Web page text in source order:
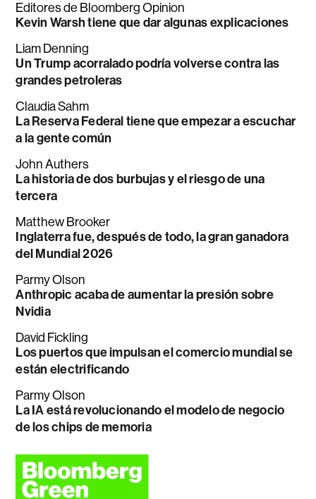
Editores de Bloomberg Opinion
Kevin Warsh tiene que dar algunas explicaciones
Liam Denning
Un Trump acorralado podría volverse contra las
grandes petroleras
Claudia Sahm
La Reserva Federal tiene que empezar a escuchar
a la gente común
John Authers
La historia de dos burbujas y el riesgo de una
tercera
Matthew Brooker
Inglaterra fue, después de todo, la gran ganadora
del Mundial 2026
Parmy Olson
Anthropic acaba de aumentar la presión sobre
Nvidia
David Fickling
Los puertos que impulsan el comercio mundial se
están electrificando
Parmy Olson
La IA está revolucionando el modelo de negocio
de los chips de memoria